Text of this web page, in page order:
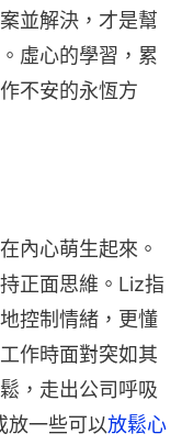
並解決，才是幫
虛心的學習，累
不安的永恆方
內心萌生起來。
正面思維。Liz指
控制情緒，更懂
作時面對突如其
，走出公司呼吸
放一些可以放鬆心